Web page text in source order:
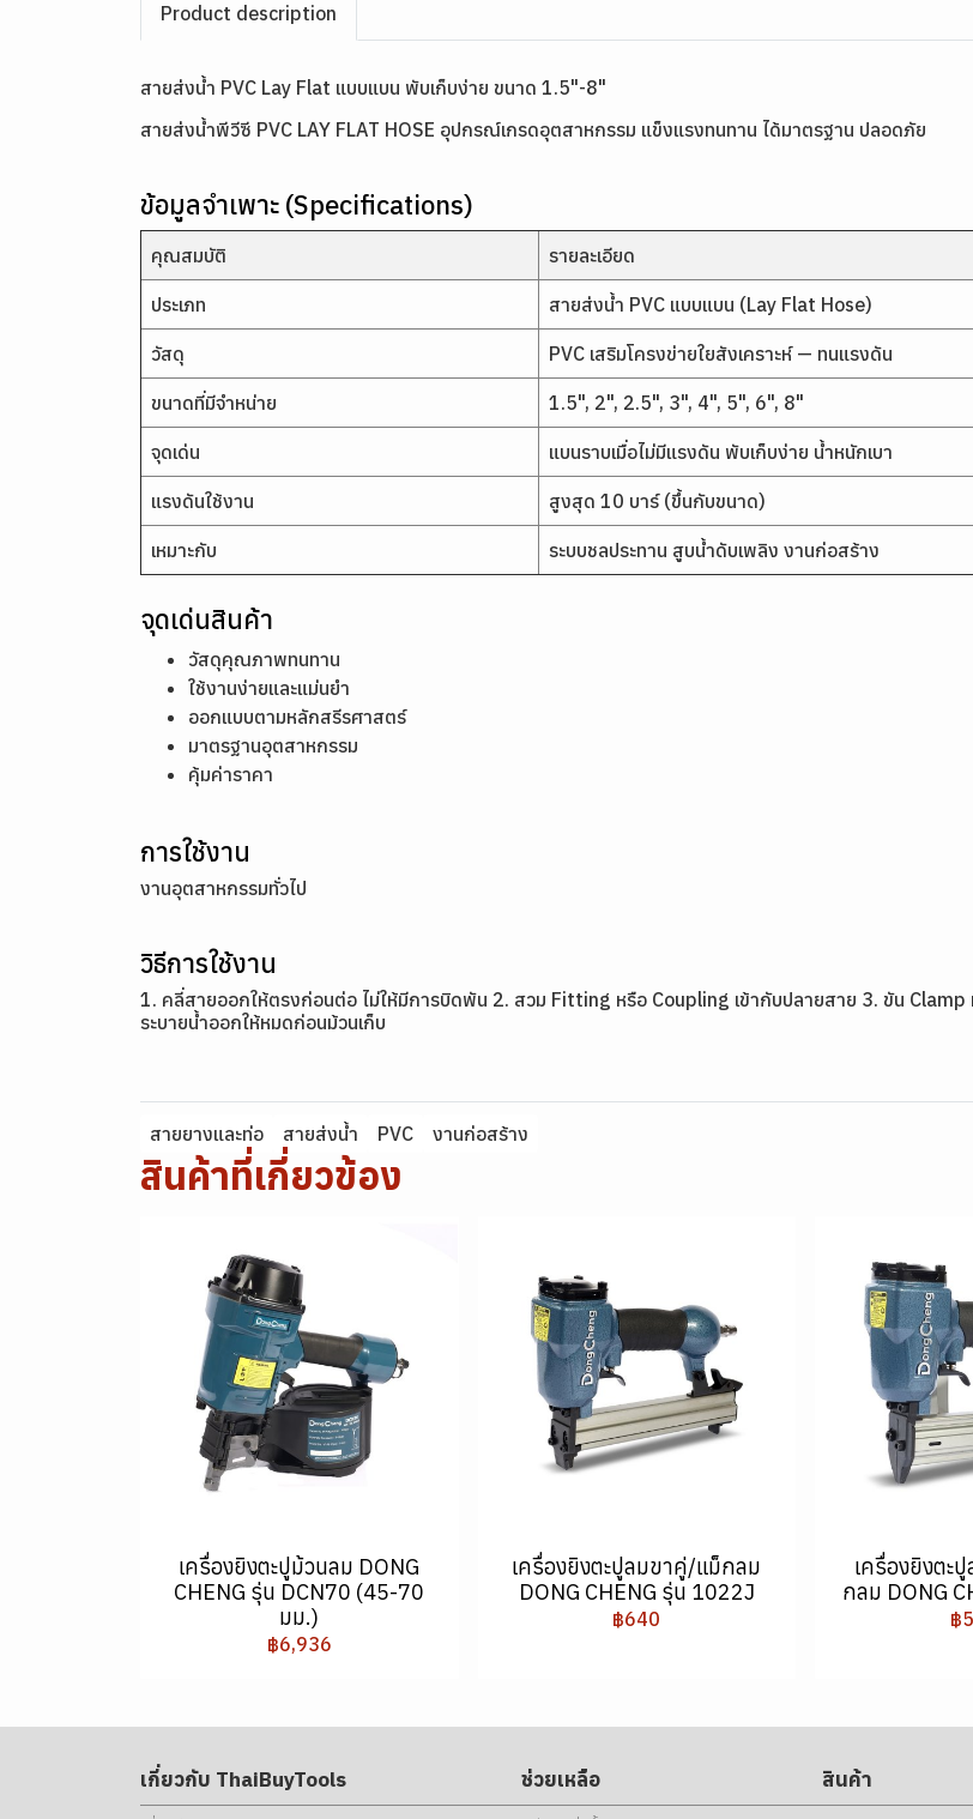
Product description
สายส่งน้ำ PVC Lay Flat แบบแบน พับเก็บง่าย ขนาด 1.5"-8"
สายส่งน้ำพีวีซี PVC LAY FLAT HOSE อุปกรณ์เกรดอุตสาหกรรม แข็งแรงทนทาน ได้มาตรฐาน ปลอดภัย
ข้อมูลจำเพาะ (Specifications)
คุณสมบัติ รายละเอียด
ประเภท สายส่งน้ำ PVC แบบแบน (Lay Flat Hose)
วัสดุ PVC เสริมโครงข่ายใยสังเคราะห์ — ทนแรงดัน
ขนาดที่มีจำหน่าย 1.5", 2", 2.5", 3", 4", 5", 6", 8"
จุดเด่น แบนราบเมื่อไม่มีแรงดัน พับเก็บง่าย น้ำหนักเบา
แรงดันใช้งาน สูงสุด 10 บาร์ (ขึ้นกับขนาด)
เหมาะกับ ระบบชลประทาน สูบน้ำดับเพลิง งานก่อสร้าง
จุดเด่นสินค้า
วัสดุคุณภาพทนทาน
ใช้งานง่ายและแม่นยำ
ออกแบบตามหลักสรีรศาสตร์
มาตรฐานอุตสาหกรรม
คุ้มค่าราคา
การใช้งาน
งานอุตสาหกรรมทั่วไป
วิธีการใช้งาน
1. คลี่สายออกให้ตรงก่อนต่อ ไม่ให้มีการบิดพัน 2. สวม Fitting หรือ Coupling เข้ากับปลายสาย 3. ขัน Clamp
ระบายน้ำออกให้หมดก่อนม้วนเก็บ
สายยางและท่อ สายส่งน้ำ PVC งานก่อสร้าง
สินค้าที่เกี่ยวข้อง
เครื่องยิงตะปูม้วนลม DONG
CHENG รุ่น DCN70 (45-70
มม.)
฿6,936
เครื่องยิงตะปูลมขาคู่/แม็กลม
DONG CHENG รุ่น 1022J
฿640
เครื่องยิงตะ
กลม DONG
฿
เกี่ยวกับ ThaiBuyTools ช่วยเหลือ สินค้า